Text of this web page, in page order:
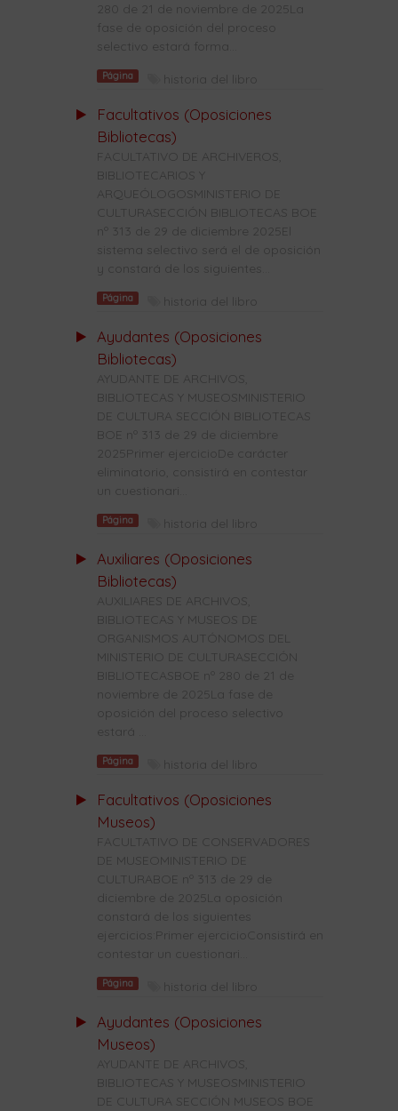
280 de 21 de noviembre de 2025La
fase de oposición del proceso
selectivo estará forma...
Página historia del libro
Facultativos (Oposiciones
Bibliotecas)
FACULTATIVO DE ARCHIVEROS,
BIBLIOTECARIOS Y
ARQUEÓLOGOSMINISTERIO DE
CULTURASECCIÓN BIBLIOTECAS BOE
nº 313 de 29 de diciembre 2025El
sistema selectivo será el de oposición
y constará de los siguientes...
Página historia del libro
Ayudantes (Oposiciones
Bibliotecas)
AYUDANTE DE ARCHIVOS,
BIBLIOTECAS Y MUSEOSMINISTERIO
DE CULTURA SECCIÓN BIBLIOTECAS
BOE nº 313 de 29 de diciembre
2025Primer ejercicioDe carácter
eliminatorio, consistirá en contestar
un cuestionari...
Página historia del libro
Auxiliares (Oposiciones
Bibliotecas)
AUXILIARES DE ARCHIVOS,
BIBLIOTECAS Y MUSEOS DE
ORGANISMOS AUTÓNOMOS DEL
MINISTERIO DE CULTURASECCIÓN
BIBLIOTECASBOE nº 280 de 21 de
noviembre de 2025La fase de
oposición del proceso selectivo
estará ...
Página historia del libro
Facultativos (Oposiciones
Museos)
FACULTATIVO DE CONSERVADORES
DE MUSEOMINISTERIO DE
CULTURABOE nº 313 de 29 de
diciembre de 2025La oposición
constará de los siguientes
ejercicios:Primer ejercicioConsistirá en
contestar un cuestionari...
Página historia del libro
Ayudantes (Oposiciones
Museos)
AYUDANTE DE ARCHIVOS,
BIBLIOTECAS Y MUSEOSMINISTERIO
DE CULTURA SECCIÓN MUSEOS BOE